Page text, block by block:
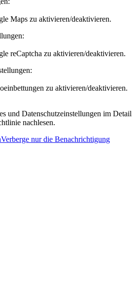
Maps zu aktivieren/deaktivieren.
reCaptcha zu aktivieren/deaktivieren.
zu aktivieren/deaktivieren.
und Datenschutzeinstellungen im Detail
nachlesen.
Verberge nur die Benachrichtigung